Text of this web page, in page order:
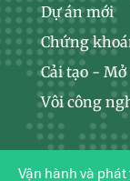
Dự án mới
Chứng
Cải tạo -
Vôi công
Vận hành và phát